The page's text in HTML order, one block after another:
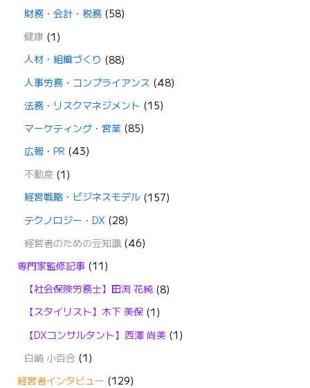
財務・会計・税務 (58)
健康 (1)
人材・組織づくり (88)
人事労務・コンプライアンス (48)
法務・リスクマネジメント (15)
マーケティング・営業 (85)
広報・PR (43)
不動産 (1)
経営戦略・ビジネスモデル (157)
テクノロジー・DX (28)
経営者のための豆知識(46)
専門家監修記事(11)
【社会保険労務士】田渕 花純 (8)
【スタイリスト】木下 美保 (1)
【DXコンサルタント】西澤 尚美 (1)
白崎 小百合 (1)
経営者インタビュー (129)